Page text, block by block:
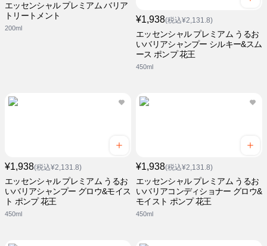
エッセンシャル プレミアム バリア
トリートメント
200ml
¥1,938(税込¥2,131.8)
エッセンシャル プレミアム うるお
いバリアシャンプー シルキー&スム
ース ポンプ 花王
450ml
¥1,938(税込¥2,131.8)
エッセンシャル プレミアム うるお
いバリアシャンプー グロウ&モイス
ト ポンプ 花王
450ml
¥1,938(税込¥2,131.8)
エッセンシャル プレミアム うるお
いバリアコンディショナー グロウ&
モイスト ポンプ 花王
450ml